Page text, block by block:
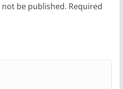
be published. Required